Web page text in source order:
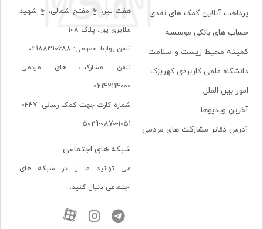
پرداخت آنلاین کمک های نقدی
حساب های بانکی موسسه
کمیته محیط زیست و سلامت
دانشگاه علمی کاربردی کهریزک
امور بین الملل
آخرین ویدیوها
آدرس دفاتر مشارکت های مردمی
هفت تير، خ مفتح شمالی، خ شهيد
ملايری پور، پلاک 108
تلفن روابط عمومی: 02188310688
تلفن مشارکت های مردمی:
02142114000
شماره کارت جهت کمک رسانی: 0447-
1051-0870-5029
شبکه های اجتماعی
می توانید ما را در شبکه های
اجتماعی دنبال کنید.